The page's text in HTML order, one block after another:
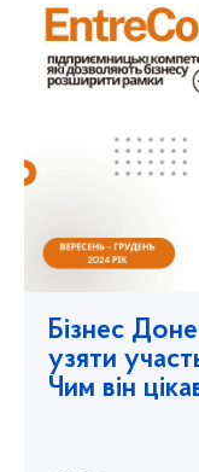
Бізнес
узяти
Чим він